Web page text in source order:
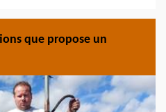
que propose un